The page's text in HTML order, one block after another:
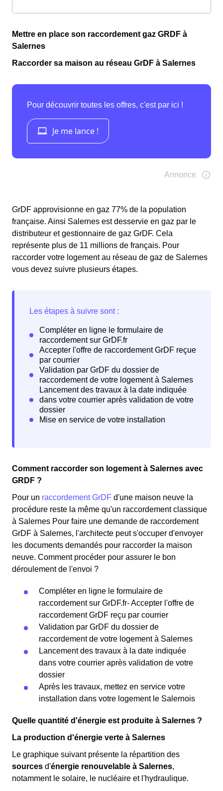
Mettre en place son raccordement gaz GRDF à
Salernes
Raccorder sa maison au réseau GrDF à Salernes
GrDF approvisionne en gaz 77% de la population
française. Ainsi Salernes est desservie en gaz par le
distributeur et gestionnaire de gaz GrDF. Cela
représente plus de 11 millions de français. Pour
raccorder votre logement au réseau de gaz de Salernes
vous devez suivre plusieurs étapes.
Comment raccorder son logement à Salernes avec
GRDF ?
Pour un raccordement GrDF d'une maison neuve la
procédure reste la même qu'un raccordement classique
à Salernes Pour faire une demande de raccordement
GrDF à Salernes, l'architecte peut s'occuper d'envoyer
les documents demandés pour raccorder la maison
neuve. Comment procéder pour assurer le bon
déroulement de l'envoi ?
Compléter en ligne le formulaire de
raccordement sur GrDF.fr- Accepter l'offre de
raccordement GrDF reçu par courrier
Validation par GrDF du dossier de
raccordement de votre logement à Salernes
Lancement des travaux à la date indiquée
dans votre courrier après validation de votre
dossier
Après les travaux, mettez en service votre
installation dans votre logement le Salernois
Quelle quantité d'énergie est produite à Salernes ?
La production d'énergie verte à Salernes
Le graphique suivant présente la répartition des
sources d'énergie renouvelable à Salernes,
notamment le solaire, le nucléaire et l'hydraulique.